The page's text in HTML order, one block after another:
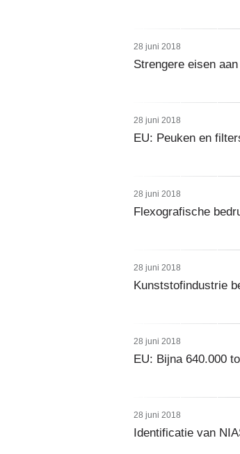
28 juni 2018
Strengere eisen
28 juni 2018
EU: Peuken en
28 juni 2018
Flexografische
28 juni 2018
Kunststofindustrie
28 juni 2018
EU: Bijna 640.000
28 juni 2018
Identificatie van